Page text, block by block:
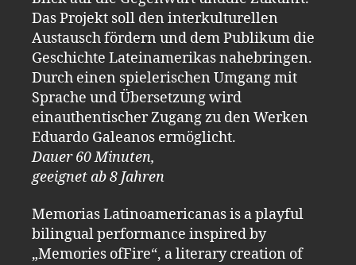
Das Projekt soll den interkulturellen
Austausch fördern und dem Publikum die
Geschichte Lateinamerikas nahebringen.
Durch einen spielerischen Umgang mit
Sprache und Übersetzung wird
einauthentischer Zugang zu den Werken
Eduardo Galeanos ermöglicht.
Dauer 60 Minuten,
geeignet ab 8 Jahren
Memorias Latinoamericanas is a playful
bilingual performance inspired by
„Memories ofFire“, a literary creation of